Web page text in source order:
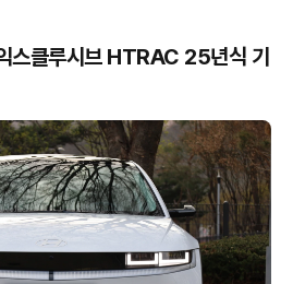
스클루시브 HTRAC 25년식 기